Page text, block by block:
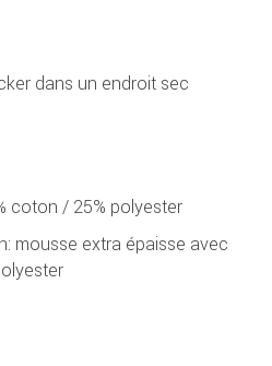
dans un endroit sec
coton / 25% polyester
mousse extra épaisse avec